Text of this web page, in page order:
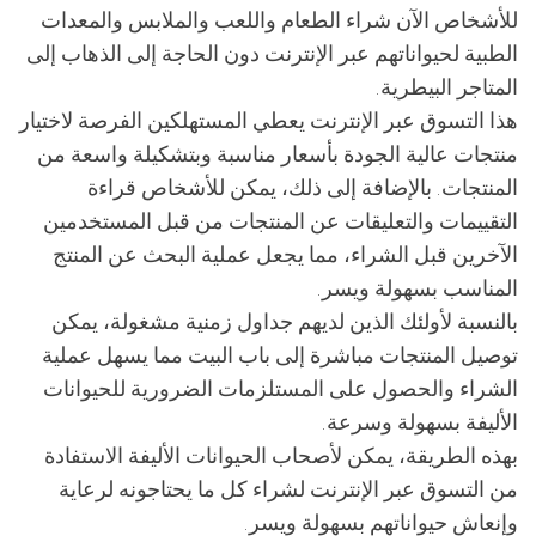
للأشخاص الآن شراء الطعام واللعب والملابس والمعدات
الطبية لحيواناتهم عبر الإنترنت دون الحاجة إلى الذهاب إلى
المتاجر البيطرية.
هذا التسوق عبر الإنترنت يعطي المستهلكين الفرصة لاختيار
منتجات عالية الجودة بأسعار مناسبة وبتشكيلة واسعة من
المنتجات. بالإضافة إلى ذلك، يمكن للأشخاص قراءة
التقييمات والتعليقات عن المنتجات من قبل المستخدمين
الآخرين قبل الشراء، مما يجعل عملية البحث عن المنتج
المناسب بسهولة ويسر.
بالنسبة لأولئك الذين لديهم جداول زمنية مشغولة، يمكن
توصيل المنتجات مباشرة إلى باب البيت مما يسهل عملية
الشراء والحصول على المستلزمات الضرورية للحيوانات
الأليفة بسهولة وسرعة.
بهذه الطريقة، يمكن لأصحاب الحيوانات الأليفة الاستفادة
من التسوق عبر الإنترنت لشراء كل ما يحتاجونه لرعاية
وإنعاش حيواناتهم بسهولة ويسر.